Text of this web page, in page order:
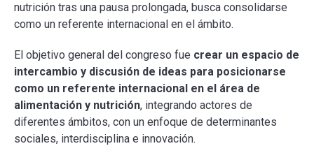
nutrición tras una pausa prolongada, busca consolidarse
como un referente internacional en el ámbito.
El objetivo general del congreso fue crear un espacio de
intercambio y discusión de ideas para posicionarse
como un referente internacional en el área de
alimentación y nutrición, integrando actores de
diferentes ámbitos, con un enfoque de determinantes
sociales, interdisciplina e innovación.